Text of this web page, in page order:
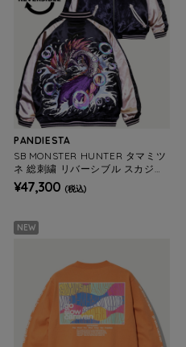
PANDIESTA
SB MONSTER HUNTER タマミツ
ネ 総刺繍 リバーシブル スカジャ
ン 公式ライセンス(536351 MEN
S/WOMENS)
¥47,300 (税込)
NEW